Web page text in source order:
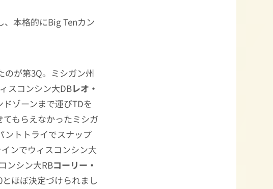
、本格的にBig Tenカン
のが第3Q。ミシガン州
スコンシン大DBレオ・
ゾーンまで運びTDを
もらえなかったミシガ
ントトライでスナップ
ンでウィスコンシン大
ンシン大RBコーリー・
ほぼ決定づけられまし